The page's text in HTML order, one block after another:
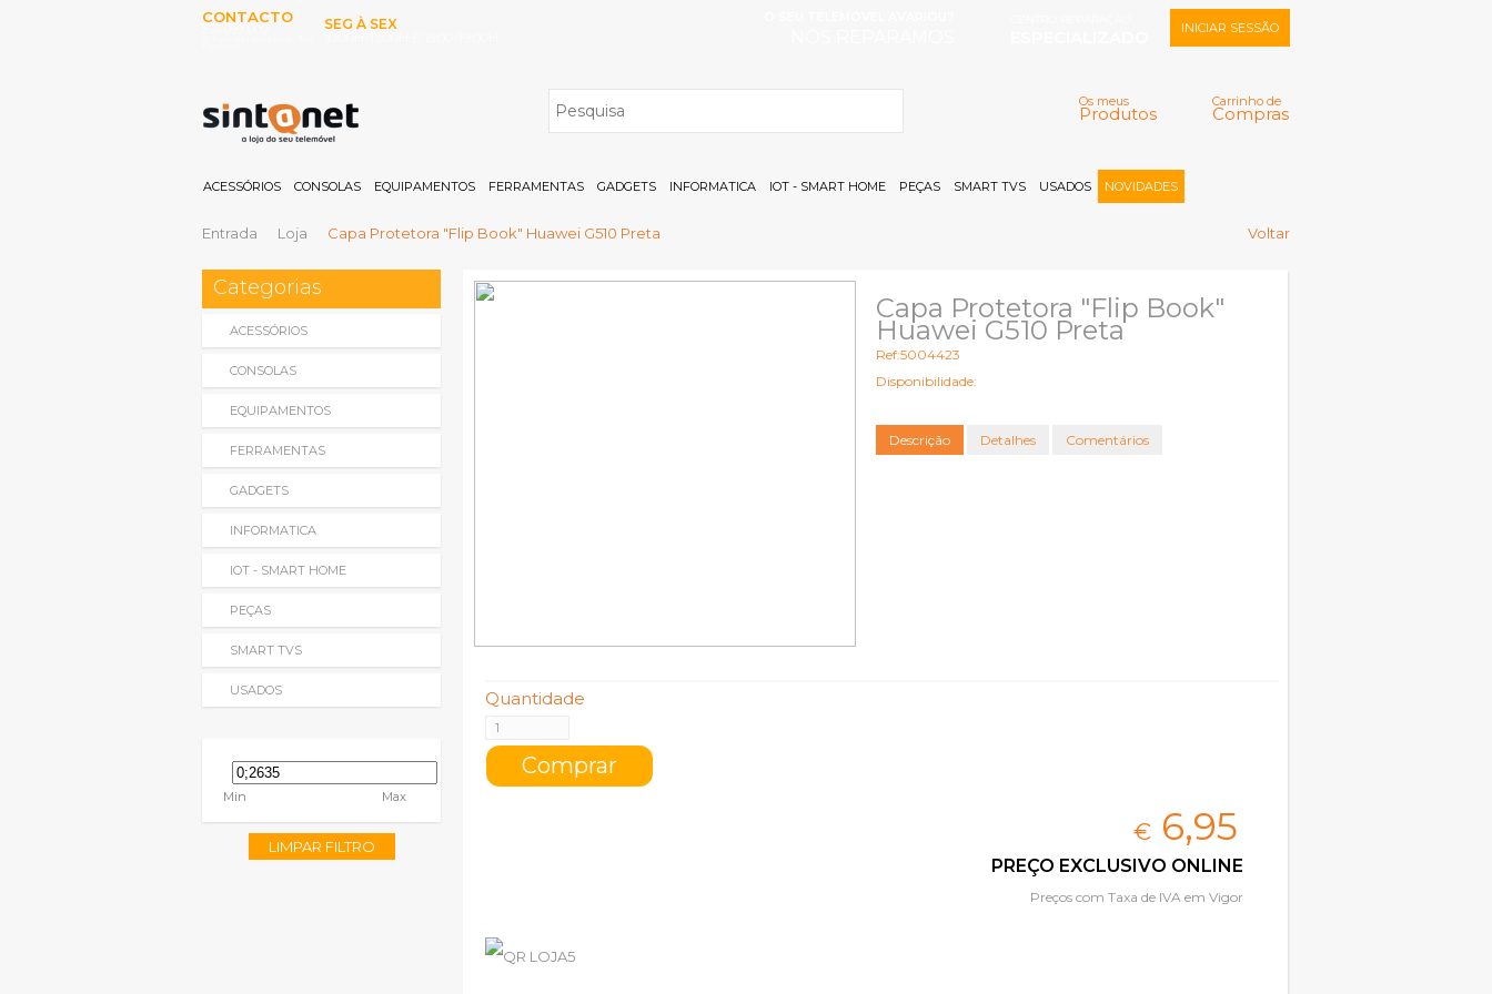
CONTACTO
SEG À SEX
Carrinho de
Compras
Os meus
Produtos
INICIAR SESSÃO
Memorizar
Registar |
ACESSÓRIOS CONSOLAS EQUIPAMENTOS FERRAMENTAS GADGETS INFORMATICA IOT - SMART HOME PEÇAS SMART TVS USADOS NOVIDADES
Entrada Loja Capa Protetora "Flip Book" Huawei G510 Preta Voltar
Categorias
ACESSÓRIOS
CONSOLAS
EQUIPAMENTOS
FERRAMENTAS
GADGETS
INFORMATICA
IOT - SMART HOME
PEÇAS
SMART TVS
USADOS
Min Max
LIMPAR FILTRO
Capa Protetora "Flip Book"
Huawei G510 Preta
Ref:5004423
Disponibilidade:
Descrição Detalhes Comentários
Quantidade
€ 6,95
PREÇO EXCLUSIVO ONLINE
Preços com Taxa de IVA em Vigor